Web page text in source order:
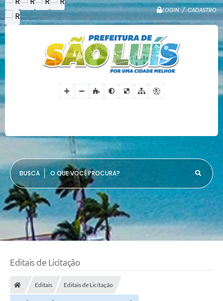
LOGIN / CADASTRO
O QUE VOCÊ PROCURA?
Editais de Licitação
Editais Editais de Licitação